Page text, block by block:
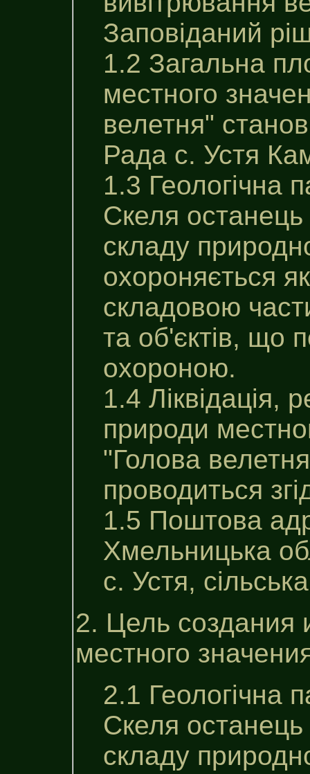
Заповіданий
1.2 Загальна
местного
велетня"
Рада с. Устя
1.3 Геологічна
Скеля
складу
охороняється
складовою
та об'єктів, що
охороною.
1.4 Ліквідація,
природи
"Голова
проводиться
1.5 Поштова
Хмельницька
с. Устя,
2. Цель создания
местного
2.1 Геологічна
Скеля
складу